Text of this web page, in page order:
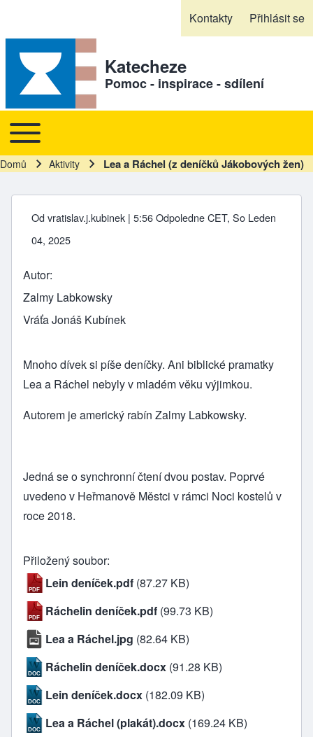
Kontakty Přihlásit se
Katecheze
Pomoc - inspirace - sdílení
Hlavní navigace
Toggle main menu
Drobečková navigace
Domů Aktivity Lea a Ráchel (z deníčků Jákobových žen)
Od vratislav.j.kubinek | 5:56 Odpoledne CET, So Leden
04, 2025
Autor
Zalmy Labkowsky
Vráťa Jonáš Kubínek
Mnoho dívek si píše deníčky. Ani biblické pramatky
Lea a Ráchel nebyly v mladém věku výjimkou.
Autorem je americký rabín Zalmy Labkowsky.
Jedná se o synchronní čtení dvou postav. Poprvé
uvedeno v Heřmanově Městci v rámci Noci kostelů v
roce 2018.
Přiložený soubor
Lein deníček.pdf (87.27 KB)
Ráchelin deníček.pdf (99.73 KB)
Lea a Ráchel.jpg (82.64 KB)
Ráchelin deníček.docx (91.28 KB)
Lein deníček.docx (182.09 KB)
Lea a Ráchel (plakát).docx (169.24 KB)